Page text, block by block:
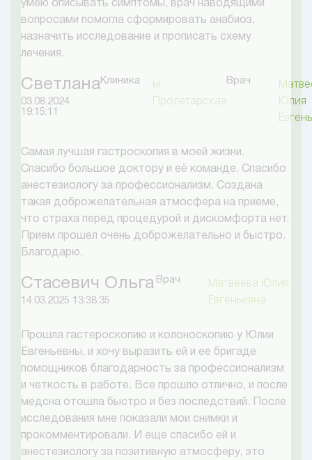
умею описывать симптомы, врач наводящими
вопросами помогла сформировать анабиоз,
назначить исследование и прописать схему
лечения.
Светлана
03.08.2024
19:15:11
Клиника
м.
Пролетарская
Врач
Юлия
Самая лучшая гастроскопия в моей жизни.
Спасибо большое доктору и её команде. Спасибо
анестезиологу за профессионализм. Создана
такая доброжелательная атмосфера на приеме,
что страха перед процедурой и дискомфорта нет.
Прием прошел очень доброжелательно и быстро.
Благодарю.
Стасевич Ольга
14.03.2025 13:38:35
Врач
Матвеева Юлия
Евгеньевна
Прошла гастероскопию и колоноскопию у Юлии
Евгеньевны, и хочу выразить ей и ее бригаде
помощников благодарность за профессионализм
и четкость в работе. Все прошло отлично, и после
медсна отошла быстро и без последствий. После
исследования мне показали мои снимки и
прокомментировали. И еще спасибо ей и
анестезиологу за позитивную атмосферу, это